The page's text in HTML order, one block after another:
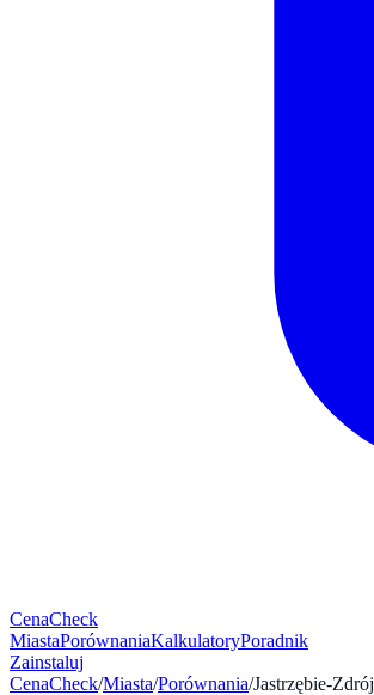
CenaCheck
MiastaPorównaniaKalkulatoryPoradnik
Zainstaluj
CenaCheck/Miasta/Porównania/Jastrzębie-Zdrój